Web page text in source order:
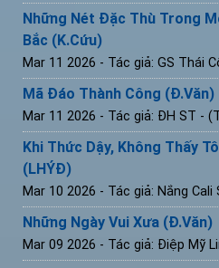
Những Nét Đặc Thù Trong
Bắc (K.Cứu)
Mar 11 2026 - Tác giả: GS Thái
Mã Đáo Thành Công (Đ.Văn)
Mar 11 2026 - Tác giả: ĐH ST -
Khi Thức Dậy, Không Thấy
(LHÝĐ)
Mar 10 2026 - Tác giả: Nắng Cali
Những Ngày Vui Xưa (Đ.Văn)
Mar 09 2026 - Tác giả: Điệp Mỹ